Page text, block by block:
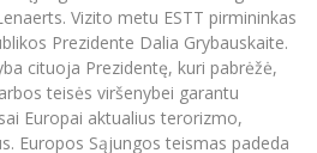
teatras
vokalinis ansamblis (vadovas Artūras
choras
ir (ar) savišvietos būdu įgytų
vertinimas ir pripažinimas
mobilumas praktikoms (SMP)
Sedžiongo institutas
aplinkos ir technologijų (HET)
etika
studijos
Vizito metu ESTT pirmininkas
Prezidente Dalia Grybauskaite.
cituoja Prezidentę, kuri pabrėžė,
teisės viršenybei garantu
Europai aktualius terorizmo,
Europos Sąjungos teismas padeda